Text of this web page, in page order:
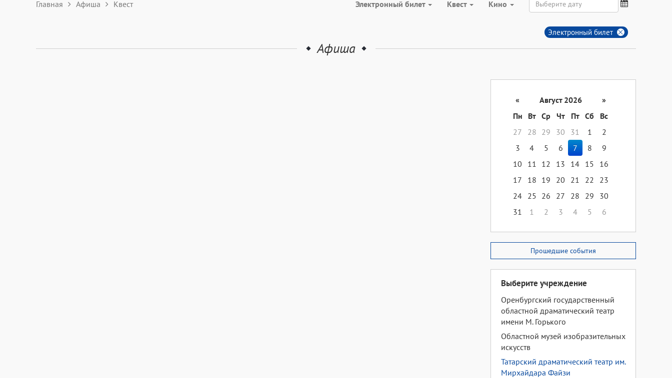
Главная Афиша Квест Электронный билет Квест Кино
Электронный билет
Афиша
« Август 2026
»
Пн
Вт Ср Чт Пт Сб
Вс
27
28 29 30 31 1
2
3
4 5 6 7 8
9
10
11 12 13 14 15
16
17
18 19 20 21 22
23
24 25 26 27 28 29
30
31
1 2 3 4 5 6
Прошедшие события
Выберите учреждение
Оренбургский государственный
областной драматический театр
имени М. Горького
Областной музей изобразительных
искусств
Татарский драматический театр им.
Мирхайдара Файзи